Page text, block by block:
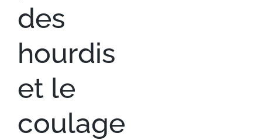
des
hourdis
et le
coulage